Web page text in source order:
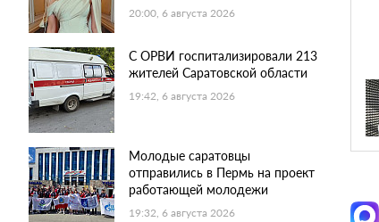
20:00, 6 августа 2026
С ОРВИ госпитализировали 213
жителей Саратовской области
19:42, 6 августа 2026
Молодые саратовцы
отправились в Пермь на проект
работающей молодежи
19:32, 6 августа 2026